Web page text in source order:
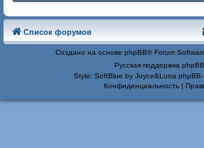
Список форумов
Создано на основе phpBB® Forum
Русская поддержка phpBB
Style: SoftBlue by Joyce&Luna
Конфиденциальность|